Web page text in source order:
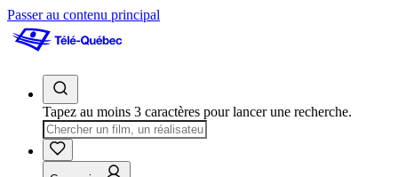
Passer au contenu principal
Tapez au moins 3 caractères pour lancer une recherche.